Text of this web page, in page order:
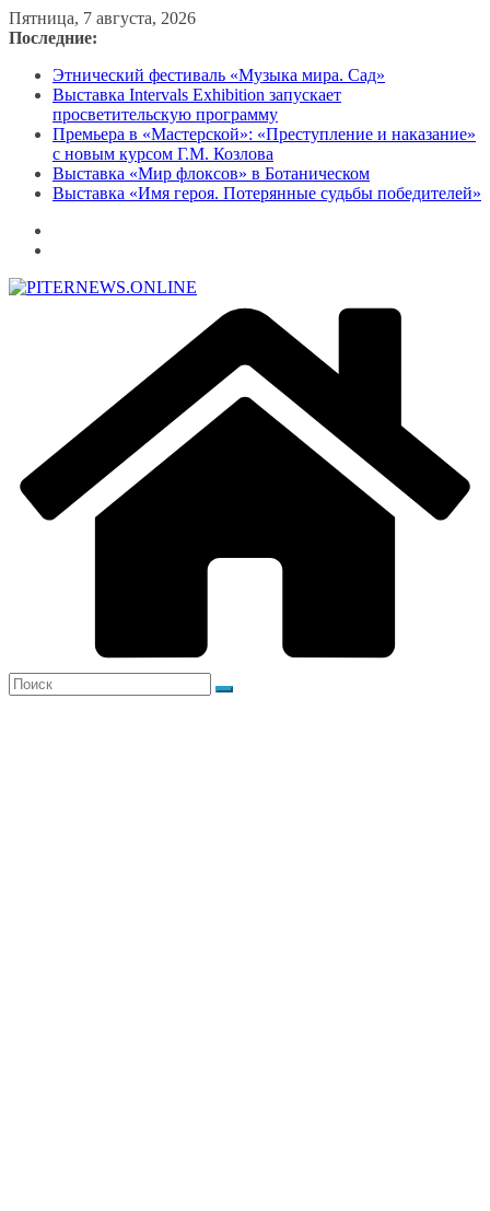
Перейти
к
Пятница, 7 августа, 2026
Последние:
Этнический фестиваль «Музыка мира. Сад»
Выставка Intervals Exhibition запускает
просветительскую программу
Премьера в «Мастерской»: «Преступление и наказание»
с новым курсом Г.М. Козлова
Выставка «Мир флоксов» в Ботаническом
Выставка «Имя героя. Потерянные судьбы победителей»